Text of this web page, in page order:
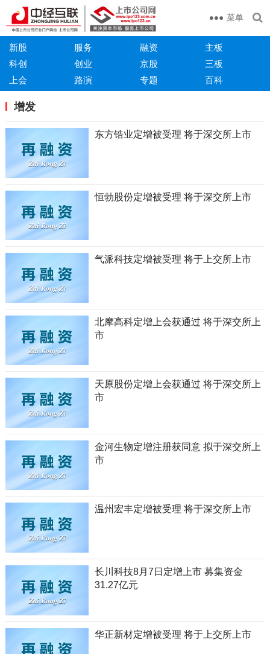
菜单
新股 服务 融资
主板
科创
创业 京股
三板
上会
路演 专题 百科
增发
东方锆业定增被受理 将于深交所上市
恒勃股份定增被受理 将于深交所上市
气派科技定增被受理 将于上交所上市
北摩高科定增上会获通过 将于深交所上
市
天原股份定增上会获通过 将于深交所上
市
金河生物定增注册获同意 拟于深交所上
市
温州宏丰定增被受理 将于深交所上市
长川科技8月7日定增上市 募集资金
31.27亿元
华正新材定增被受理 将于上交所上市